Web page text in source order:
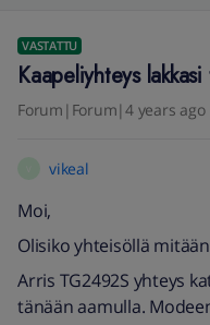
VASTATTU
Kaapeliyhteys
Forum|Forum|4 years ago
vikeal
Moi,
Olisiko yhteisöllä
Arris TG2492S yhteys
tänään aamulla.